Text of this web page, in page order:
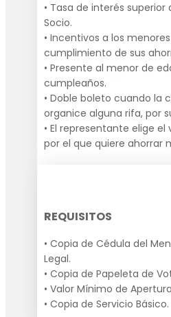
• Tasa de interés superior
Socio.
• Incentivos a los
cumplimiento de sus
• Presente al menor de
cumpleaños.
• Doble boleto cuando la
organice alguna rifa, por
• El representante elige
por el que quiere ahorrar
REQUISITOS
• Copia de Cédula del
Legal.
• Copia de Papeleta de
• Valor Mínimo de
• Copia de Servicio Básico.